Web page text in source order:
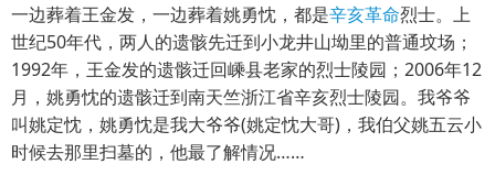
一边葬着王金发，一边葬着姚勇忱，都是辛亥革命烈士。上
世纪50年代，两人的遗骸先迁到小龙井山坳里的普通坟场；
1992年，王金发的遗骸迁回嵊县老家的烈士陵园；2006年12
月，姚勇忱的遗骸迁到南天竺浙江省辛亥烈士陵园。我爷爷
叫姚定忱，姚勇忱是我大爷爷(姚定忱大哥)，我伯父姚五云小
时候去那里扫墓的，他最了解情况……